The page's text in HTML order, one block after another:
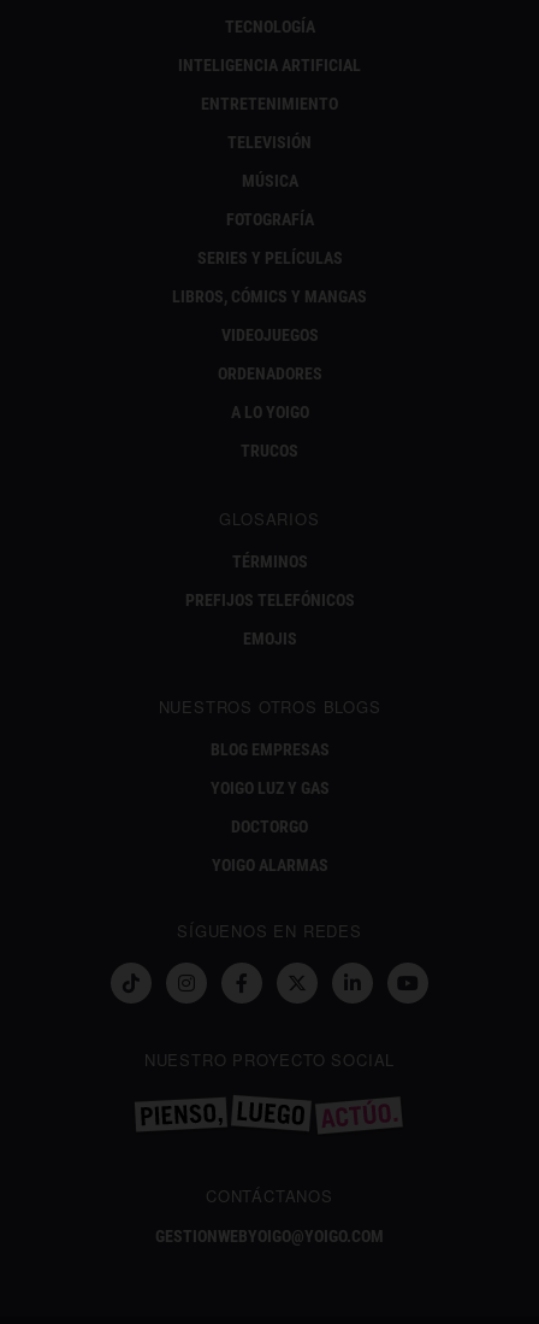
TECNOLOGÍA
INTELIGENCIA ARTIFICIAL
ENTRETENIMIENTO
TELEVISIÓN
MÚSICA
FOTOGRAFÍA
SERIES Y PELÍCULAS
LIBROS, CÓMICS Y MANGAS
VIDEOJUEGOS
ORDENADORES
A LO YOIGO
TRUCOS
GLOSARIOS
TÉRMINOS
PREFIJOS TELEFÓNICOS
EMOJIS
NUESTROS OTROS BLOGS
BLOG EMPRESAS
YOIGO LUZ Y GAS
DOCTORGO
YOIGO ALARMAS
SÍGUENOS EN REDES
NUESTRO PROYECTO SOCIAL
CONTÁCTANOS
GESTIONWEBYOIGO@YOIGO.COM